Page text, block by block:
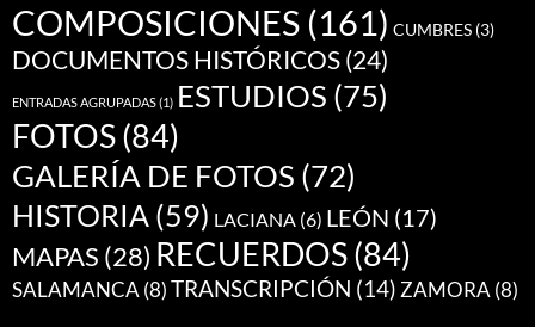
COMPOSICIONES (161) CUMBRES (3)
DOCUMENTOS HISTÓRICOS(24)
ENTRADAS AGRUPADAS(1) ESTUDIOS (75)
FOTOS(84)
GALERÍA DE FOTOS (72)
HISTORIA (59) LACIANA (6) LEÓN (17)
MAPAS (28) RECUERDOS(84)
SALAMANCA (8)TRANSCRIPCIÓN (14) ZAMORA (8)